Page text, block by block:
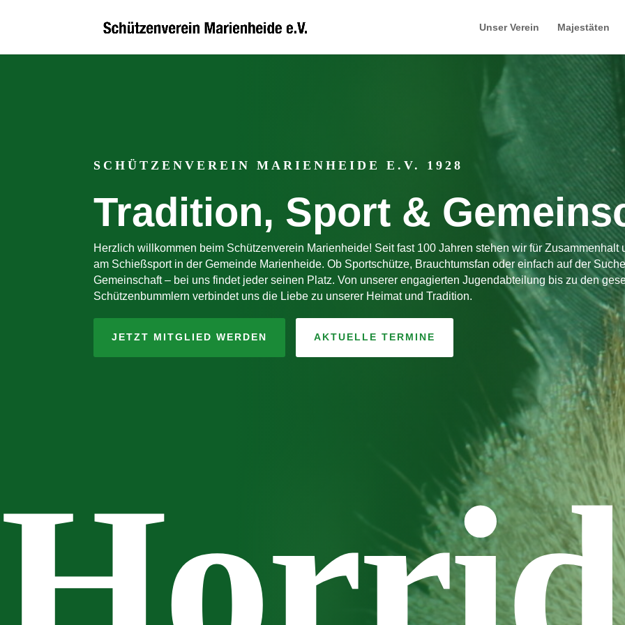
Unser Verein Majestäten
SCHÜTZENVEREIN MARIENHEIDE E.V. 1928
Tradition, Sport &
Herzlich willkommen beim Schützenverein Marienheide! Seit fast 100 Jahren stehen wir für Zusammenhalt
am Schießsport in der Gemeinde Marienheide. Ob Sportschütze, Brauchtumsfan oder einfach auf der
Gemeinschaft – bei uns findet jeder seinen Platz. Von unserer engagierten Jugendabteilung bis zu den
Schützenbummlern verbindet uns die Liebe zu unserer Heimat und Tradition.
JETZT MITGLIED WERDEN AKTUELLE TERMINE